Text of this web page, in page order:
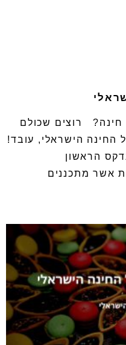
חינה? רוצים שכולם
החינה הישראלי, עובד!
הראשון
אשר מתכננים